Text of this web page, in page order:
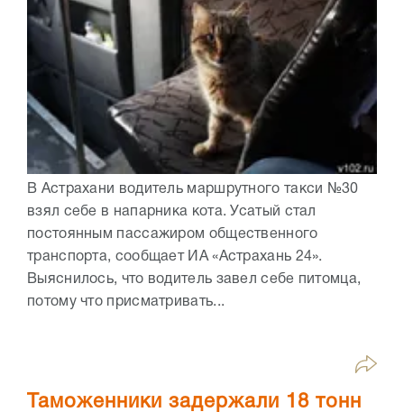
В Астрахани водитель маршрутного такси №30
взял себе в напарника кота. Усатый стал
постоянным пассажиром общественного
транспорта, сообщает ИА «Астрахань 24».
Выяснилось, что водитель завел себе питомца,
потому что присматривать...
Таможенники задержали 18 тонн